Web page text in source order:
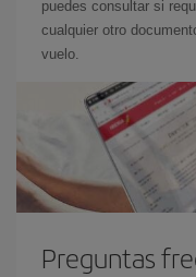
puedes consultar si
cualquier otro
vuelo.
Preguntas